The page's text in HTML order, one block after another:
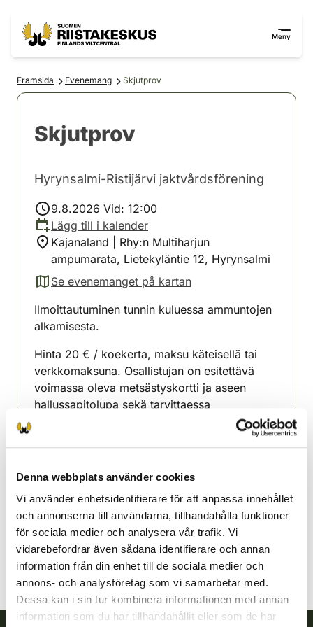
Denna webbplats använder cookies
Vi använder enhetsidentifierare för att anpassa innehållet
och annonserna till användarna, tillhandahålla funktioner
för sociala medier och analysera vår trafik. Vi
vidarebefordrar även sådana identifierare och annan
information från din enhet till de sociala medier och
annons- och analysföretag som vi samarbetar med.
Dessa kan i sin tur kombinera informationen med annan
information som du har tillhandahållit eller som de har
Meny
Framsida Evenemang Skjutprov
Skjutprov
Hyrynsalmi-Ristijärvi jaktvårdsförening
9.8.2026 Vid: 12:00
Lägg till i kalender
Kajanaland | Rhy:n Multiharjun
ampumarata, Lietekyläntie 12, Hyrynsalmi
Se evenemanget på kartan
(avautuu uuteen välilehteen)
Ilmoittautuminen tunnin kuluessa ammuntojen
alkamisesta.
Hinta 20 € / koekerta, maksu käteisellä tai
verkkomaksuna. Osallistujan on esitettävä
voimassa oleva metsästyskortti ja aseen
hallussapitolupa sekä tarvittaessa
jaktvårdsförening
044-5748560
hyrynsalmi-ristijarvi@rhy.riista.fi